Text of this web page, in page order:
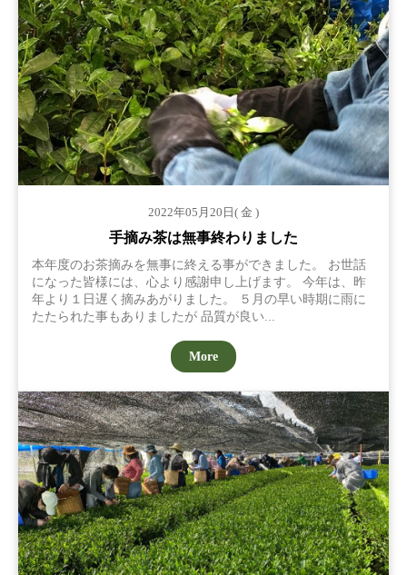
2022年05月20日( 金 )
手摘み茶は無事終わりました
本年度のお茶摘みを無事に終える事ができました。 お世話
になった皆様には、心より感謝申し上げます。 今年は、昨
年より１日遅く摘みあがりました。 ５月の早い時期に雨に
たたられた事もありましたが 品質が良い...
More